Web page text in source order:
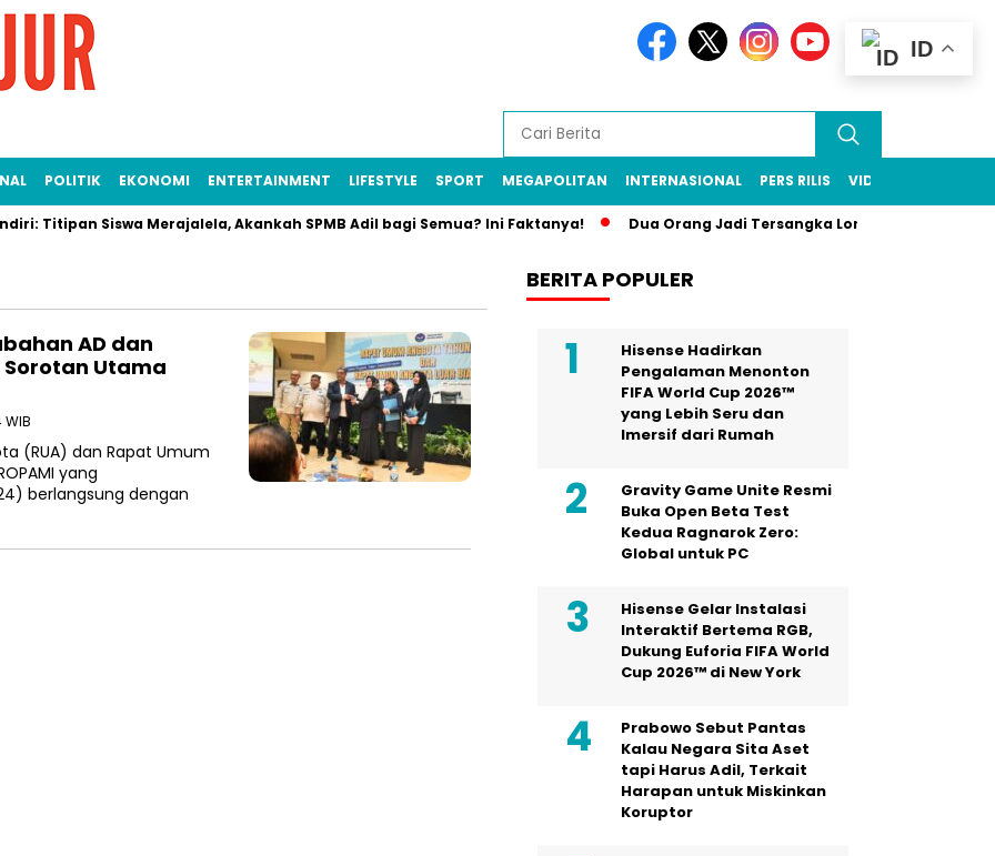
POLITIK EKONOMI ENTERTAINMENT LIFESTYLE SPORT MEGAPOLITAN INTERNASIONAL PERS RILIS VIDEO
Titipan Siswa Merajalela, Akankah SPMB Adil bagi Semua? Ini Faktanya! Dua Orang Jadi Tersangka Longsor Gunung Kuda
AD dan
Utama
(RUA) dan Rapat Umum
yang
berlangsung dengan
BERITA POPULER
Hisense Hadirkan
Pengalaman Menonton
FIFA World Cup 2026™
yang Lebih Seru dan
Imersif dari Rumah
Gravity Game Unite Resmi
Buka Open Beta Test
Kedua Ragnarok Zero:
Global untuk PC
Hisense Gelar Instalasi
Interaktif Bertema RGB,
Dukung Euforia FIFA World
Cup 2026™ di New York
Prabowo Sebut Pantas
Kalau Negara Sita Aset
tapi Harus Adil, Terkait
Harapan untuk Miskinkan
Koruptor
ID